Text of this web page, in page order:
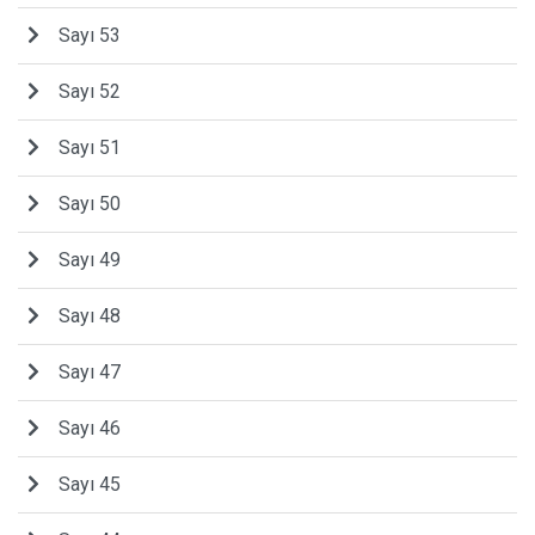
Sayı 53
Sayı 52
Sayı 51
Sayı 50
Sayı 49
Sayı 48
Sayı 47
Sayı 46
Sayı 45